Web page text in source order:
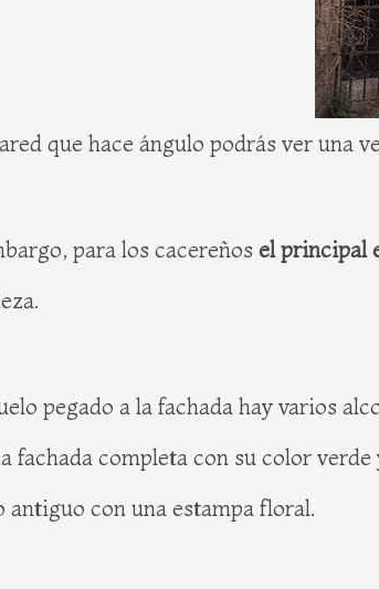
que hace ángulo podrás ver una
para los cacereños el principal
pegado a la fachada hay varios
fachada completa con su color
antiguo con una estampa floral.